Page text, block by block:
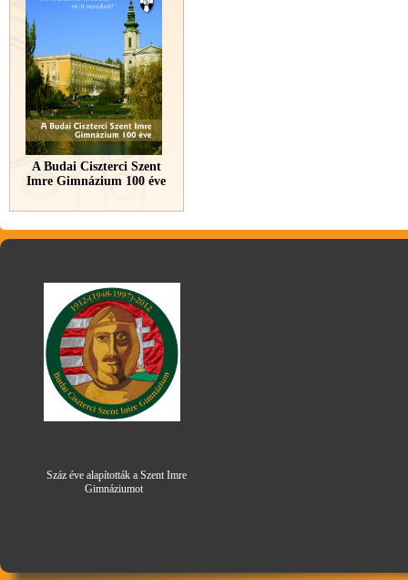
A Budai Ciszterci Szent
Imre Gimnázium 100 éve
Száz éve alapították a Szent Imre
Gimnáziumot